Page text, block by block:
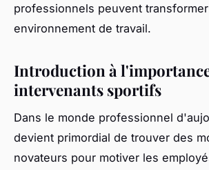
professionnels peuvent
environnement de travail.
Introduction à
intervenants sportifs
Dans le monde professionnel
devient primordial de trouver des
novateurs pour motiver les